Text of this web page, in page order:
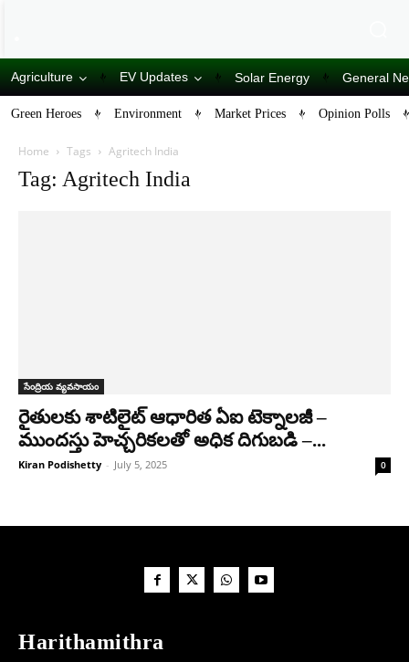
Agriculture EV Updates Solar Energy General
Green Heroes Environment Market Prices Opinion Polls
Home Tags Agritech India
Tag: Agritech India
సేంద్రియ వ్యవసాయం
రైతులకు శాటిలైట్ ఆధారిత ఏఐ టెక్నాలజీ –
ముందస్తు హెచ్చరికలతో అధిక దిగుబడి –...
Kiran Podishetty - July 5, 2025 0
Harithamithra